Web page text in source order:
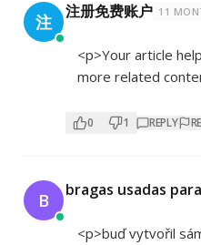
注 注册免费账户 11
<p>Your article
more related
0 1 REPLY
B bragas usadas
<p>buď vytvořil